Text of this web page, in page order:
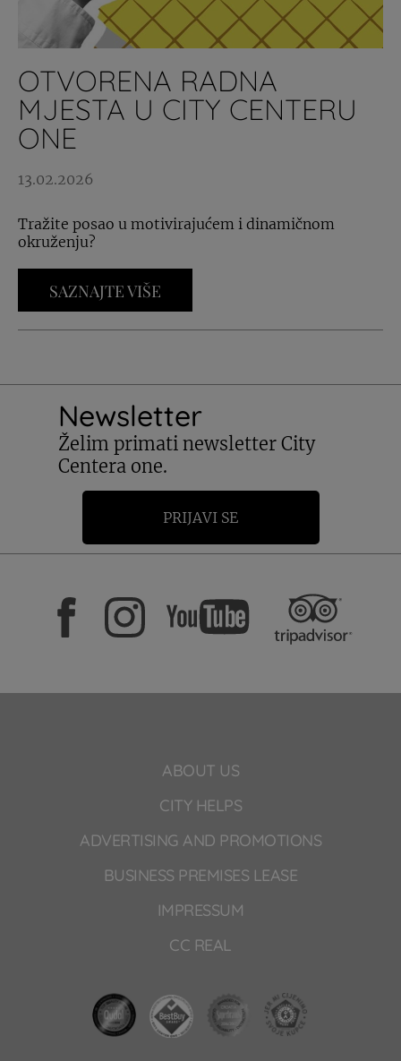
OTVORENA RADNA
MJESTA U CITY CENTERU
ONE
13.02.2026
Tražite posao u motivirajućem i dinamičnom
okruženju?
SAZNAJTE VIŠE
Newsletter
Želim primati newsletter City
Centera one.
PRIJAVI SE
ABOUT US
CITY HELPS
ADVERTISING AND PROMOTIONS
BUSINESS PREMISES LEASE
IMPRESSUM
CC REAL